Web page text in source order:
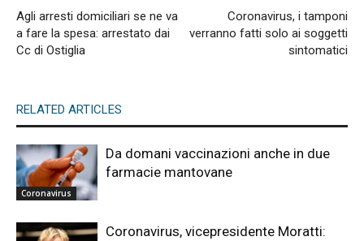
Agli arresti domiciliari se ne va
a fare la spesa: arrestato dai
Cc di Ostiglia
Coronavirus, i tamponi
verranno fatti solo ai soggetti
sintomatici
RELATED ARTICLES
Coronavirus
Da domani vaccinazioni anche in due
farmacie mantovane
Coronavirus, vicepresidente Moratti: